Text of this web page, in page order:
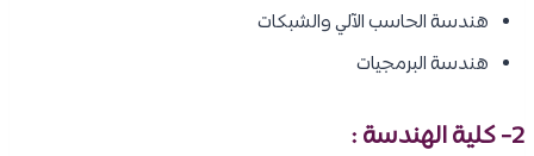
هندسة الحاسب الآلي والشبكات
هندسة البرمجيات
2- كلية الهندسة :